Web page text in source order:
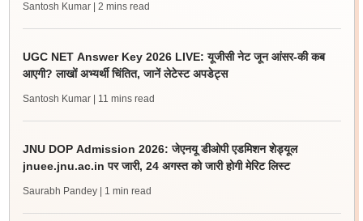
Santosh Kumar | 2 mins read
UGC NET Answer Key 2026 LIVE: यूजीसी नेट जून आंसर-की कब
आएगी? लाखों अभ्यर्थी चिंतित, जानें लेटेस्ट अपडेट्स
Santosh Kumar | 11 mins read
JNU DOP Admission 2026: जेएनयू डीओपी एडमिशन शेड्यूल
jnuee.jnu.ac.in पर जारी, 24 अगस्त को जारी होगी मेरिट लिस्ट
Saurabh Pandey | 1 min read